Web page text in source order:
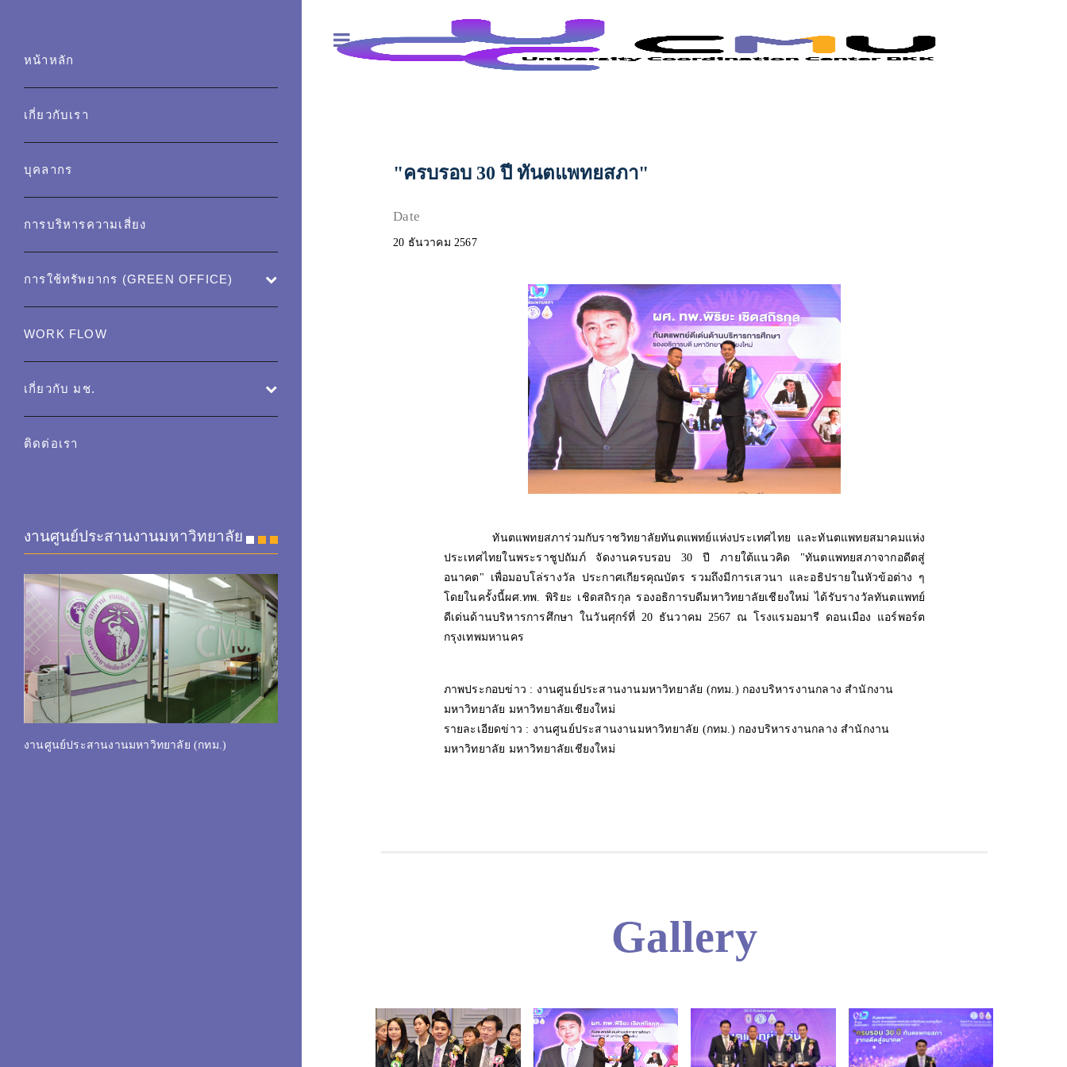
"ครบรอบ 30 ปี ทันตแพทยสภา"
Date
20 ธันวาคม 2567
ทันตแพทยสภาร่วมกับราชวิทยาลัยทันตแพทย์แห่งประเทศไทย และทันตแพทยสมาคมแห่ง
ประเทศไทยในพระราชูปถัมภ์ จัดงานครบรอบ 30 ปี ภายใต้แนวคิด "ทันตแพทยสภาจากอดีตสู่
อนาคต" เพื่อมอบโล่รางวัล ประกาศเกียรคุณบัตร รวมถึงมีการเสวนา และอธิปรายในหัวข้อต่าง ๆ
โดยในครั้งนี้ผศ.ทพ. พิริยะ เชิดสถิรกุล รองอธิการบดีมหาวิทยาลัยเชียงใหม่ ได้รับรางวัลทันตแพทย์
ดีเด่นด้านบริหารการศึกษา ในวันศุกร์ที่ 20 ธันวาคม 2567 ณ โรงแรมอมารี ดอนเมือง แอร์พอร์ต
กรุงเทพมหานคร
ภาพประกอบข่าว : งานศูนย์ประสานงานมหาวิทยาลัย (กทม.) กองบริหารงานกลาง สำนักงาน
มหาวิทยาลัย มหาวิทยาลัยเชียงใหม่
รายละเอียดข่าว : งานศูนย์ประสานงานมหาวิทยาลัย (กทม.) กองบริหารงานกลาง สำนักงาน
มหาวิทยาลัย มหาวิทยาลัยเชียงใหม่
Gallery
หน้าหลัก
เกี่ยวกับเรา
บุคลากร
การบริหารความเสี่ยง
การใช้ทรัพยากร (GREEN OFFICE)
WORK FLOW
เกี่ยวกับ มช.
ติดต่อเรา
งานศูนย์ประสานงานมหาวิทยาลัย
งานศูนย์ประสานงานมหาวิทยาลัย (กทม.)
ห้องประชุมงานศูนย์ประสานงานมหาวิทยาลัย
Toggle